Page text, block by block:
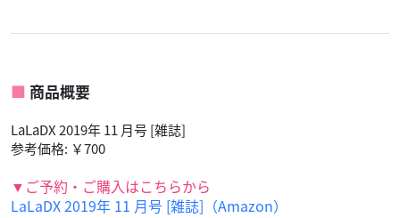
商品概要
LaLaDX 2019年 11 月号 [雑誌]
参考価格: ￥700
▼ご予約・ご購入はこちらから
LaLaDX 2019年 11 月号 [雑誌]（Amazon）